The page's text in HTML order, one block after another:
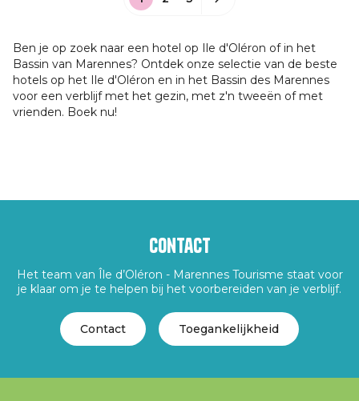
Ben je op zoek naar een hotel op Ile d'Oléron of in het
Bassin van Marennes? Ontdek onze selectie van de beste
hotels op het Ile d'Oléron en in het Bassin des Marennes
voor een verblijf met het gezin, met z'n tweeën of met
vrienden. Boek nu!
Contact
Het team van Île d’Oléron - Marennes Tourisme staat voor
je klaar om je te helpen bij het voorbereiden van je verblijf.
Contact Toegankelijkheid